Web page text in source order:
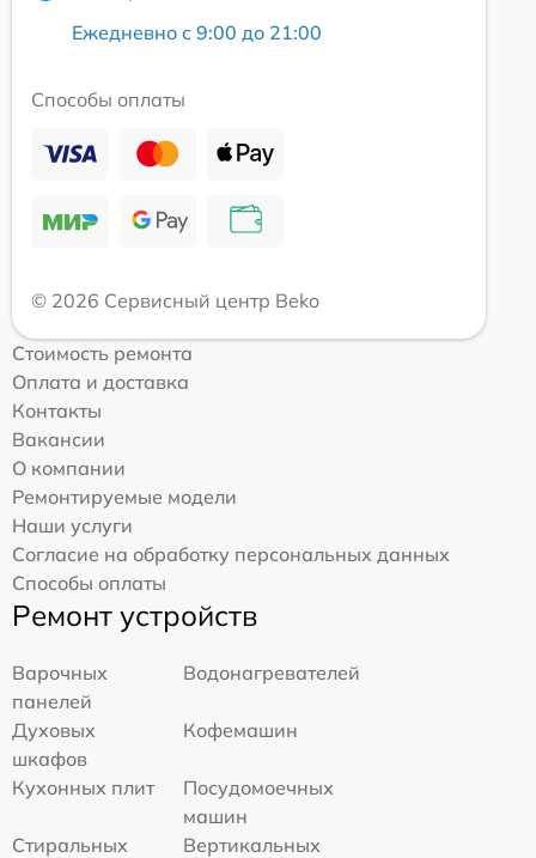
Ежедневно с 9:00 до 21:00
Способы оплаты
© 2026 Сервисный центр Beko
Стоимость ремонта
Оплата и доставка
Контакты
Вакансии
О компании
Ремонтируемые модели
Наши услуги
Согласие на обработку персональных данных
Способы оплаты
Ремонт устройств
Варочных
панелей
Водонагревателей
Духовых
шкафов
Кофемашин
Кухонных плит
Посудомоечных
машин
Стиральных
Вертикальных